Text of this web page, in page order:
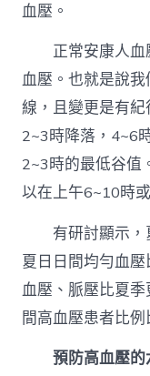
血壓。
正常安康人血
血壓。也就是說
線，且變更是有
2~3時降落，4~6
2~3時的最低谷值
以在上午6~10時
有研討顯示
夏日日間均勻血
血壓、脈壓比夏
間高血壓患者比例
預防高血壓